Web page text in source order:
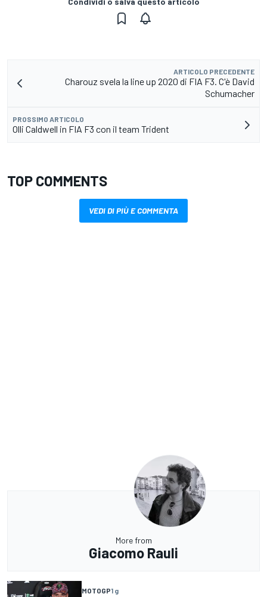
ARTICOLO PRECEDENTE
Charouz svela la line up 2020 di FIA F3. C'è David
Schumacher
PROSSIMO ARTICOLO
Olli Caldwell in FIA F3 con il team Trident
TOP COMMENTS
VEDI DI PIÙ E COMMENTA
More from
Giacomo Rauli
MOTOGP1 g